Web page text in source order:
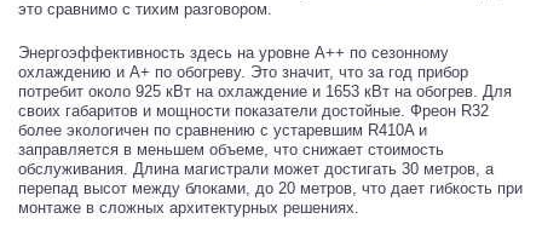
это сравнимо с тихим разговором.
Энергоэффективность здесь на уровне A++ по сезонному
охлаждению и A+ по обогреву. Это значит, что за год прибор
потребит около 925 кВт на охлаждение и 1653 кВт на обогрев. Для
своих габаритов и мощности показатели достойные. Фреон R32
более экологичен по сравнению с устаревшим R410A и
заправляется в меньшем объеме, что снижает стоимость
обслуживания. Длина магистрали может достигать 30 метров, а
перепад высот между блоками, до 20 метров, что дает гибкость при
монтаже в сложных архитектурных решениях.